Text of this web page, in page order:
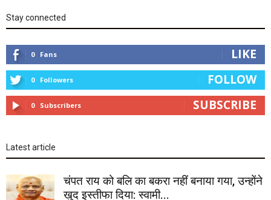
Stay connected
0 Fans LIKE
0 Followers FOLLOW
0 Subscribers SUBSCRIBE
Latest article
चंपत राय को बलि का बकरा नहीं बनाया गया, उन्होंने
खुद इस्तीफा दिया: स्वामी...